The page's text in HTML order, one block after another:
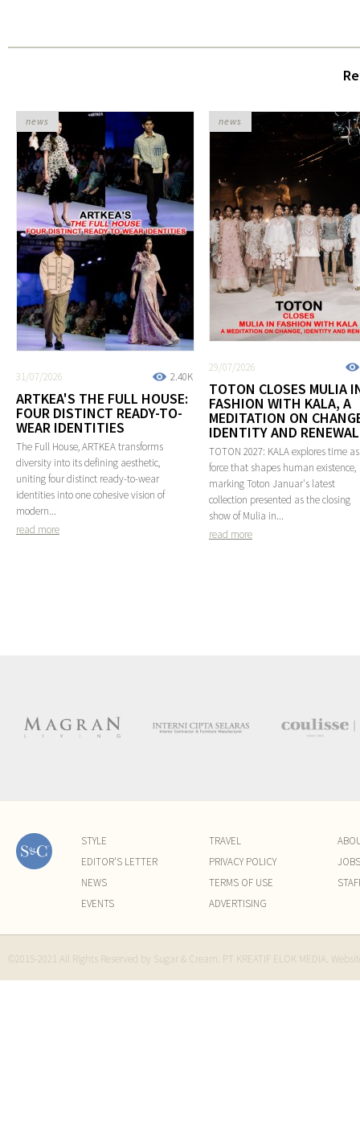
2.40K
31/07/2026
ARTKEA'S THE FULL HOUSE:
FOUR DISTINCT READY-TO-
WEAR IDENTITIES
The Full House, ARTKEA transforms
diversity into its defining aesthetic,
uniting four distinct ready-to-wear
identities into one cohesive vision of
modern...
read more
news
29/07/2026
TOTON CLOSES MULIA
FASHION WITH KALA, A
MEDITATION ON
IDENTITY AND RENEWAL
TOTON 2027: KALA explores time
force that shapes human existence,
marking Toton Januar's latest
collection presented as the closing
show of Mulia in...
read more
news
STYLE
EDITOR'S LETTER
NEWS
EVENTS
TRAVEL
PRIVACY POLICY
TERMS OF USE
ADVERTISING
JOBS
©2015-2021 All Rights Reserved by Sugar & Cream. PT KREATIF ELOK MEDIA.